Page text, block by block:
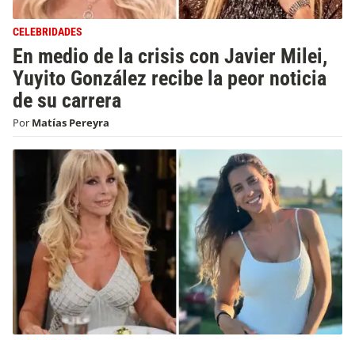
CELEBRIDADES
En medio de la crisis con Javier Milei,
Yuyito González recibe la peor noticia
de su carrera
Por Matías Pereyra